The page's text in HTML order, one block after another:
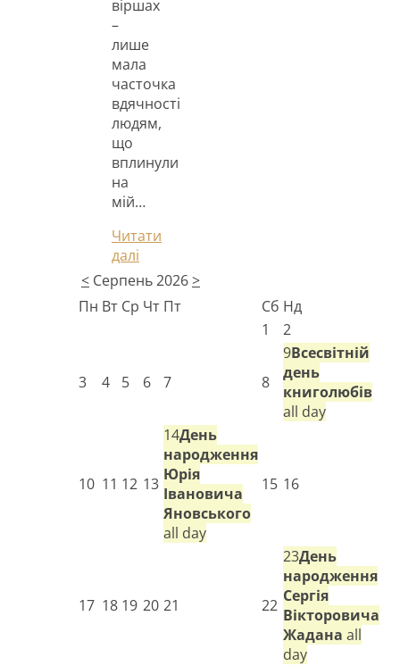
віршах
–
лише
мала
часточка
вдячності
людям,
що
вплинули
на
мій…
Читати
далі
< Серпень 2026>
Пн Вт Ср Чт Пт Сб Нд
1
2
3 4 5 6 7 8
9Всесвітній
день
книголюбів
all day
10 11 12 13
14День
народження
Юрія
Івановича
Яновського
all day
15 16
17 18 19 20 21 22
23День
народження
Сергія
Вікторовича
Жадана all
day